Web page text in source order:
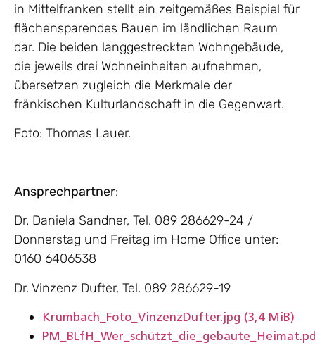
in Mittelfranken stellt ein zeitgemäßes Beispiel für
flächensparendes Bauen im ländlichen Raum
dar. Die beiden langgestreckten Wohngebäude,
die jeweils drei Wohneinheiten aufnehmen,
übersetzen zugleich die Merkmale der
fränkischen Kulturlandschaft in die Gegenwart.
Foto: Thomas Lauer.
Ansprechpartner:
Dr. Daniela Sandner, Tel. 089 286629-24 /
Donnerstag und Freitag im Home Office unter:
0160 6406538
Dr. Vinzenz Dufter, Tel. 089 286629-19
Krumbach_Foto_VinzenzDufter.jpg (3,4 MiB)